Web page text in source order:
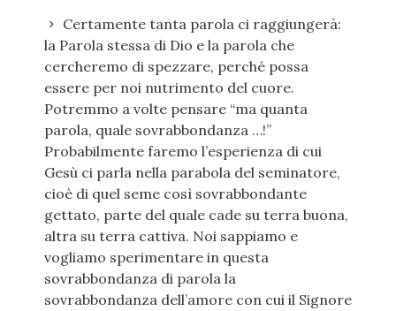
Certamente tanta parola ci raggiungerà:
la Parola stessa di Dio e la parola che
cercheremo di spezzare, perché possa
essere per noi nutrimento del cuore.
Potremmo a volte pensare “ma quanta
parola, quale sovrabbondanza …!”
Probabilmente faremo l’esperienza di cui
Gesù ci parla nella parabola del seminatore,
cioè di quel seme così sovrabbondante
gettato, parte del quale cade su terra buona,
altra su terra cattiva. Noi sappiamo e
vogliamo sperimentare in questa
sovrabbondanza di parola la
sovrabbondanza dell’amore con cui il Signore